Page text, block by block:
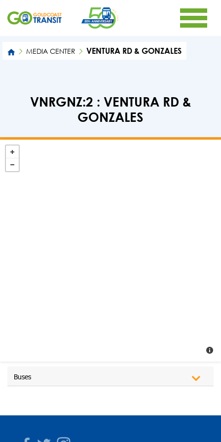
MEDIA CENTER VENTURA RD & GONZALES
VNRGNZ:2 : VENTURA RD &
GONZALES
Buses